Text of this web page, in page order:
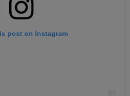
post on Instagram